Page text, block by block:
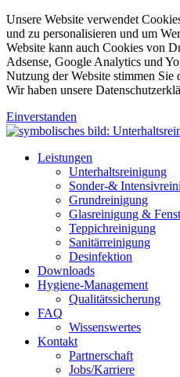
Unsere Website verwendet
und zu personalisieren und um
Website kann auch Cookies von
Adsense, Google Analytics und
Nutzung der Website stimmen
Wir haben unsere
Einverstanden
Leistungen
Unterhaltsreinigung
Sonder-&
Grundreinigung
Glasreinigung &
Teppichreinigung
Sanitärreinigung
Desinfektion
Downloads
Hygiene-Management
Qualitätssicherung
FAQ
Wissenswertes
Kontakt
Partnerschaft
Jobs/Karriere